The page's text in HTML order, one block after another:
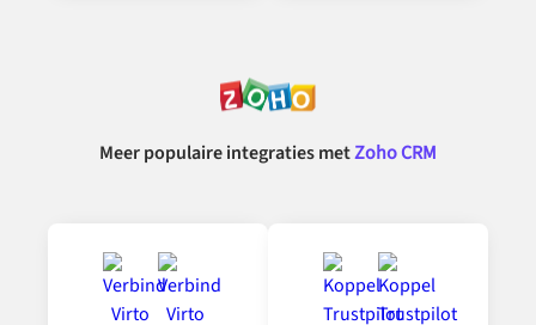
Meer populaire integraties metZoho CRM